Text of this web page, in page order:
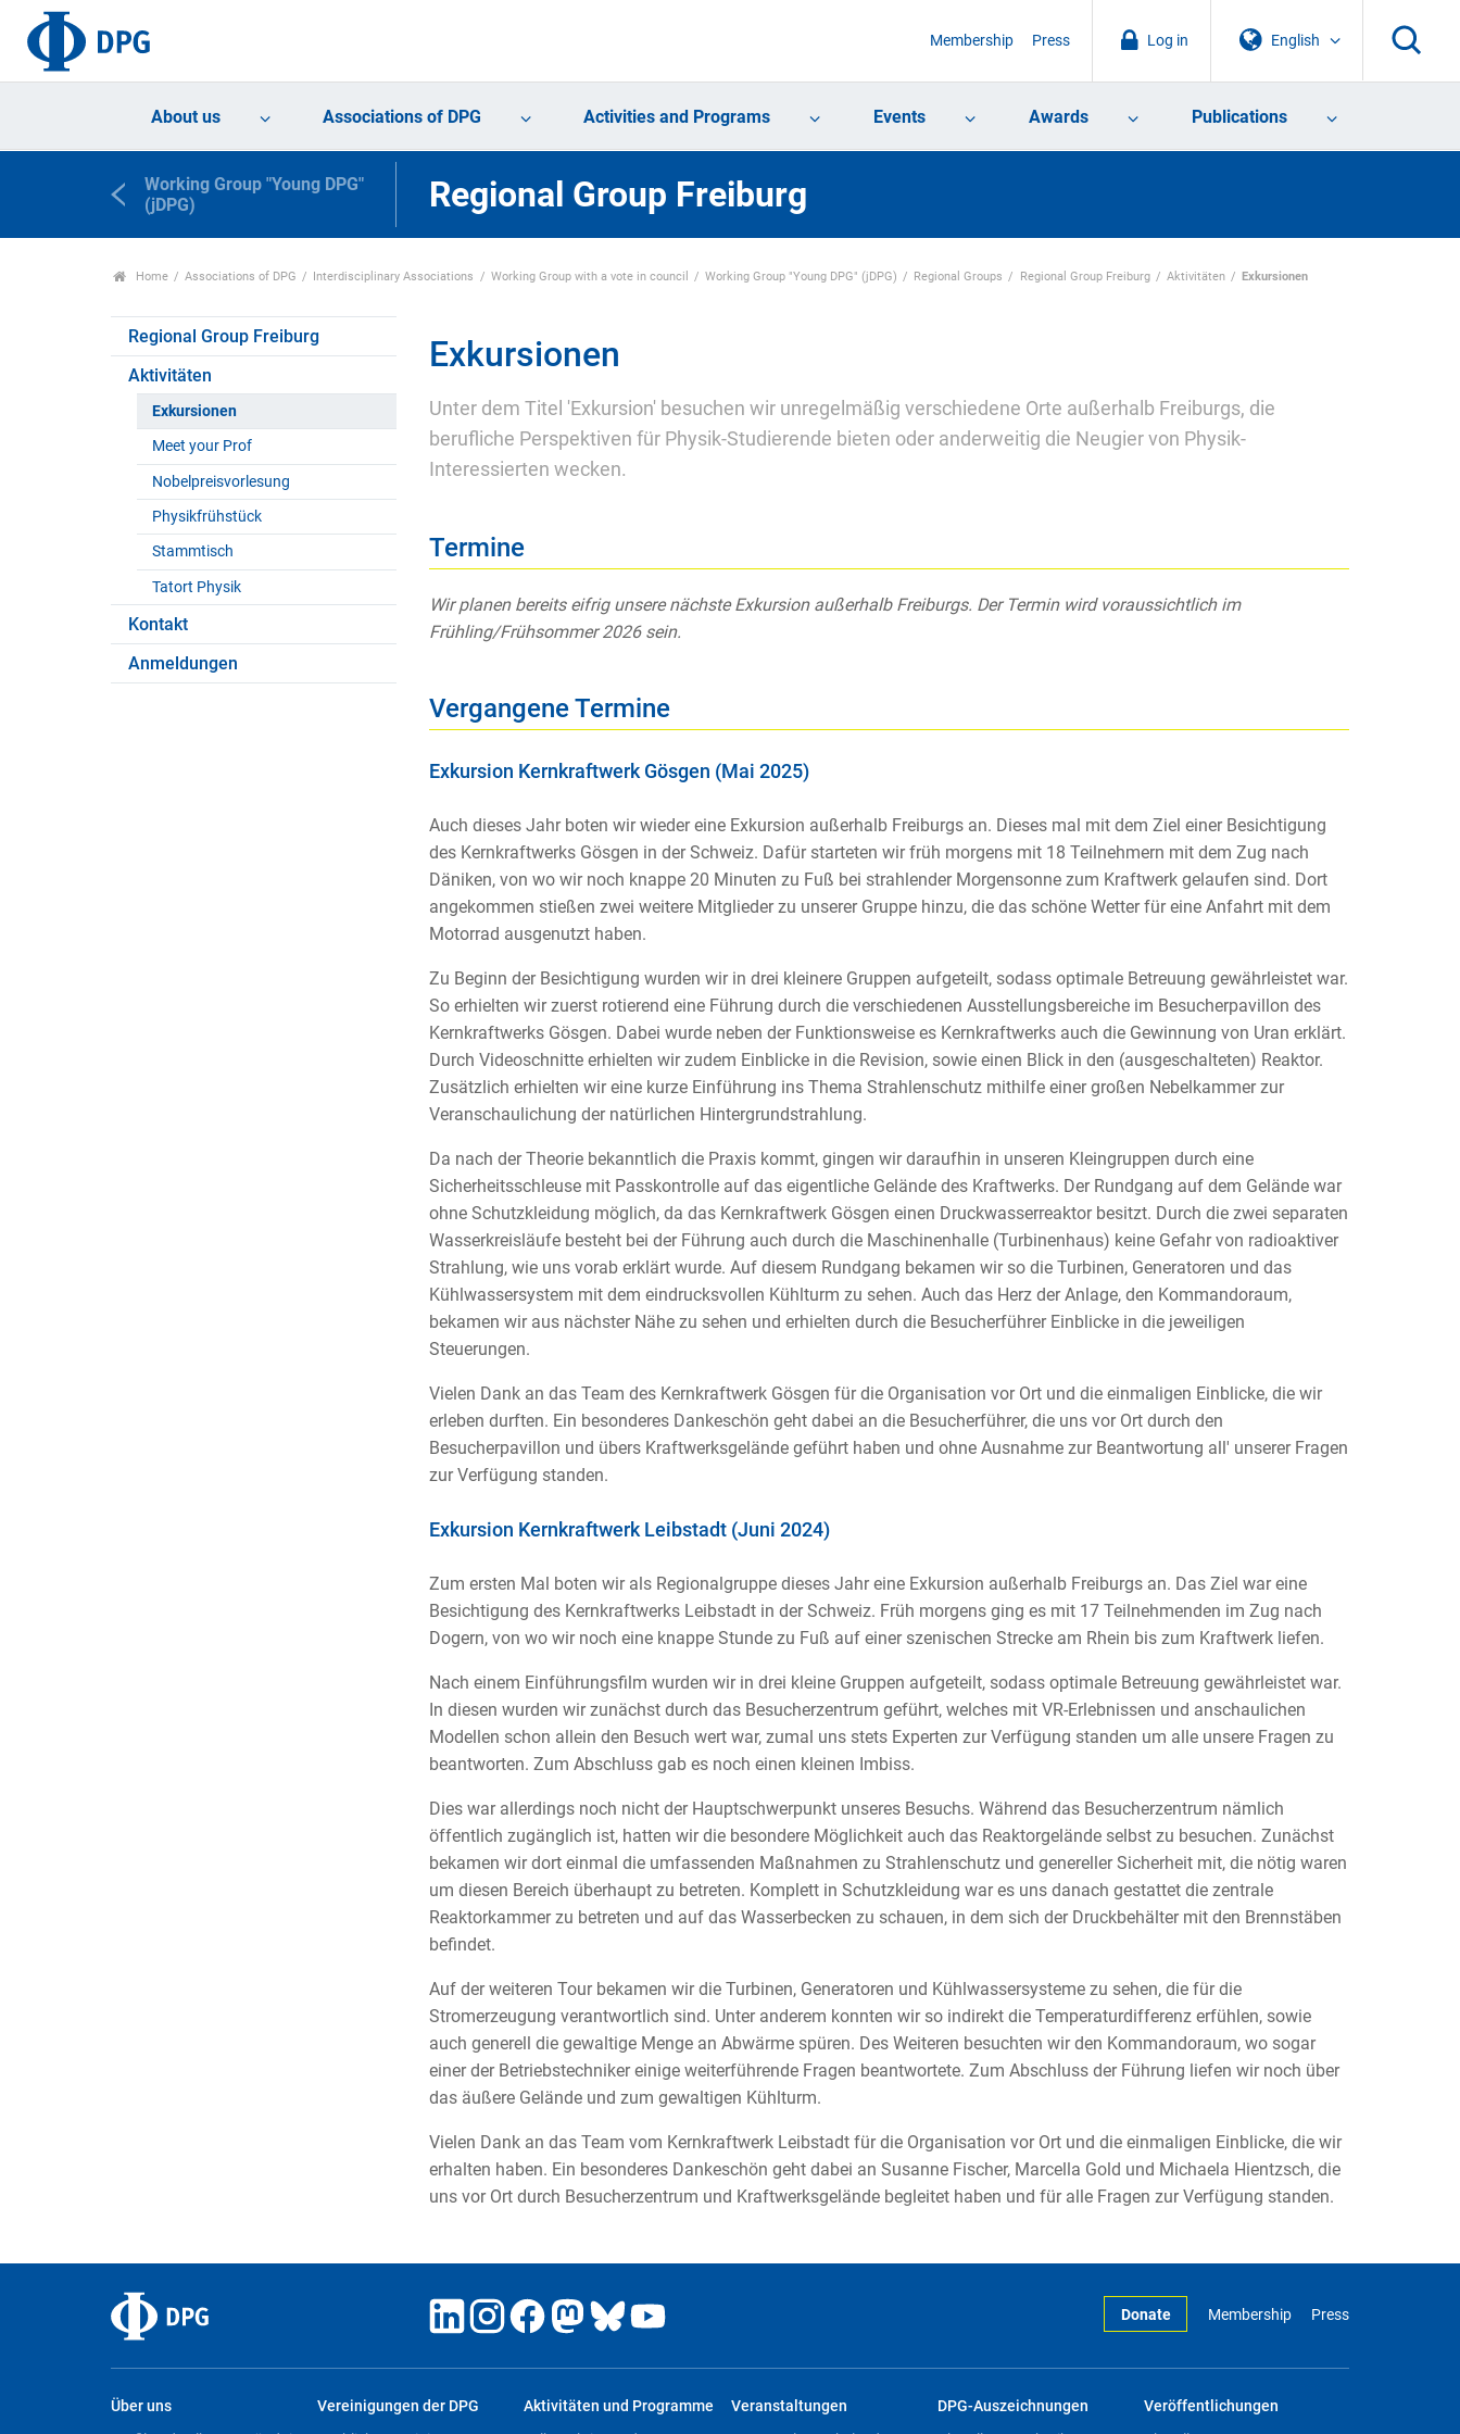
English
Log in
Membership Press
About us Associations of DPG Activities and Programs Events Awards Publications
Working Group "Young DPG"
(jDPG)
Regional Group Freiburg
Home Associations of DPG Interdisciplinary Associations Working Group with a vote in council Working Group "Young DPG" (jDPG) Regional Groups Regional Group Freiburg Aktivitäten Exkursionen
Regional Group Freiburg
Aktivitäten
Exkursionen
Meet your Prof
Nobelpreisvorlesung
Physikfrühstück
Stammtisch
Tatort Physik
Kontakt
Anmeldungen
Exkursionen
Unter dem Titel 'Exkursion' besuchen wir unregelmäßig verschiedene Orte außerhalb Freiburgs, die
berufliche Perspektiven für Physik-Studierende bieten oder anderweitig die Neugier von Physik-
Interessierten wecken.
Termine
Wir planen bereits eifrig unsere nächste Exkursion außerhalb Freiburgs. Der Termin wird voraussichtlich im
Frühling/Frühsommer 2026 sein.
Vergangene Termine
Exkursion Kernkraftwerk Gösgen (Mai 2025)
Auch dieses Jahr boten wir wieder eine Exkursion außerhalb Freiburgs an. Dieses mal mit dem Ziel einer Besichtigung
des Kernkraftwerks Gösgen in der Schweiz. Dafür starteten wir früh morgens mit 18 Teilnehmern mit dem Zug nach
Däniken, von wo wir noch knappe 20 Minuten zu Fuß bei strahlender Morgensonne zum Kraftwerk gelaufen sind. Dort
angekommen stießen zwei weitere Mitglieder zu unserer Gruppe hinzu, die das schöne Wetter für eine Anfahrt mit dem
Motorrad ausgenutzt haben.
Zu Beginn der Besichtigung wurden wir in drei kleinere Gruppen aufgeteilt, sodass optimale Betreuung gewährleistet war.
So erhielten wir zuerst rotierend eine Führung durch die verschiedenen Ausstellungsbereiche im Besucherpavillon des
Kernkraftwerks Gösgen. Dabei wurde neben der Funktionsweise es Kernkraftwerks auch die Gewinnung von Uran erklärt.
Durch Videoschnitte erhielten wir zudem Einblicke in die Revision, sowie einen Blick in den (ausgeschalteten) Reaktor.
Zusätzlich erhielten wir eine kurze Einführung ins Thema Strahlenschutz mithilfe einer großen Nebelkammer zur
Veranschaulichung der natürlichen Hintergrundstrahlung.
Da nach der Theorie bekanntlich die Praxis kommt, gingen wir daraufhin in unseren Kleingruppen durch eine
Sicherheitsschleuse mit Passkontrolle auf das eigentliche Gelände des Kraftwerks. Der Rundgang auf dem Gelände war
ohne Schutzkleidung möglich, da das Kernkraftwerk Gösgen einen Druckwasserreaktor besitzt. Durch die zwei separaten
Wasserkreisläufe besteht bei der Führung auch durch die Maschinenhalle (Turbinenhaus) keine Gefahr von radioaktiver
Strahlung, wie uns vorab erklärt wurde. Auf diesem Rundgang bekamen wir so die Turbinen, Generatoren und das
Kühlwassersystem mit dem eindrucksvollen Kühlturm zu sehen. Auch das Herz der Anlage, den Kommandoraum,
bekamen wir aus nächster Nähe zu sehen und erhielten durch die Besucherführer Einblicke in die jeweiligen
Steuerungen.
Vielen Dank an das Team des Kernkraftwerk Gösgen für die Organisation vor Ort und die einmaligen Einblicke, die wir
erleben durften. Ein besonderes Dankeschön geht dabei an die Besucherführer, die uns vor Ort durch den
Besucherpavillon und übers Kraftwerksgelände geführt haben und ohne Ausnahme zur Beantwortung all' unserer Fragen
zur Verfügung standen.
Exkursion Kernkraftwerk Leibstadt (Juni 2024)
Zum ersten Mal boten wir als Regionalgruppe dieses Jahr eine Exkursion außerhalb Freiburgs an. Das Ziel war eine
Besichtigung des Kernkraftwerks Leibstadt in der Schweiz. Früh morgens ging es mit 17 Teilnehmenden im Zug nach
Dogern, von wo wir noch eine knappe Stunde zu Fuß auf einer szenischen Strecke am Rhein bis zum Kraftwerk liefen.
Nach einem Einführungsfilm wurden wir in drei kleine Gruppen aufgeteilt, sodass optimale Betreuung gewährleistet war.
In diesen wurden wir zunächst durch das Besucherzentrum geführt, welches mit VR-Erlebnissen und anschaulichen
Modellen schon allein den Besuch wert war, zumal uns stets Experten zur Verfügung standen um alle unsere Fragen zu
beantworten. Zum Abschluss gab es noch einen kleinen Imbiss.
Dies war allerdings noch nicht der Hauptschwerpunkt unseres Besuchs. Während das Besucherzentrum nämlich
öffentlich zugänglich ist, hatten wir die besondere Möglichkeit auch das Reaktorgelände selbst zu besuchen. Zunächst
bekamen wir dort einmal die umfassenden Maßnahmen zu Strahlenschutz und genereller Sicherheit mit, die nötig waren
um diesen Bereich überhaupt zu betreten. Komplett in Schutzkleidung war es uns danach gestattet die zentrale
Reaktorkammer zu betreten und auf das Wasserbecken zu schauen, in dem sich der Druckbehälter mit den Brennstäben
befindet.
Auf der weiteren Tour bekamen wir die Turbinen, Generatoren und Kühlwassersysteme zu sehen, die für die
Stromerzeugung verantwortlich sind. Unter anderem konnten wir so indirekt die Temperaturdifferenz erfühlen, sowie
auch generell die gewaltige Menge an Abwärme spüren. Des Weiteren besuchten wir den Kommandoraum, wo sogar
einer der Betriebstechniker einige weiterführende Fragen beantwortete. Zum Abschluss der Führung liefen wir noch über
das äußere Gelände und zum gewaltigen Kühlturm.
Vielen Dank an das Team vom Kernkraftwerk Leibstadt für die Organisation vor Ort und die einmaligen Einblicke, die wir
erhalten haben. Ein besonderes Dankeschön geht dabei an Susanne Fischer, Marcella Gold und Michaela Hientzsch, die
uns vor Ort durch Besucherzentrum und Kraftwerksgelände begleitet haben und für alle Fragen zur Verfügung standen.
Donate Membership Press
Über uns Vereinigungen der DPG Aktivitäten und Programme Veranstaltungen DPG-Auszeichnungen Veröffentlichungen